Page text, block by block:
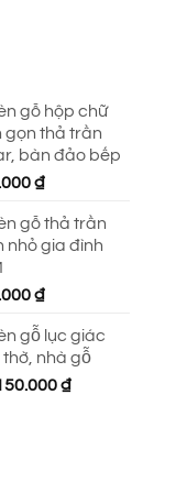
gỗ hộp chữ
gọn thả trần
bàn đảo bếp
₫.
₫Giá
tại
là:
gỗ thả trần
nhỏ gia đình
₫.
₫Giá
tại
là:
690.000 ₫.
gỗ lục giác
nhà gỗ
₫Giá